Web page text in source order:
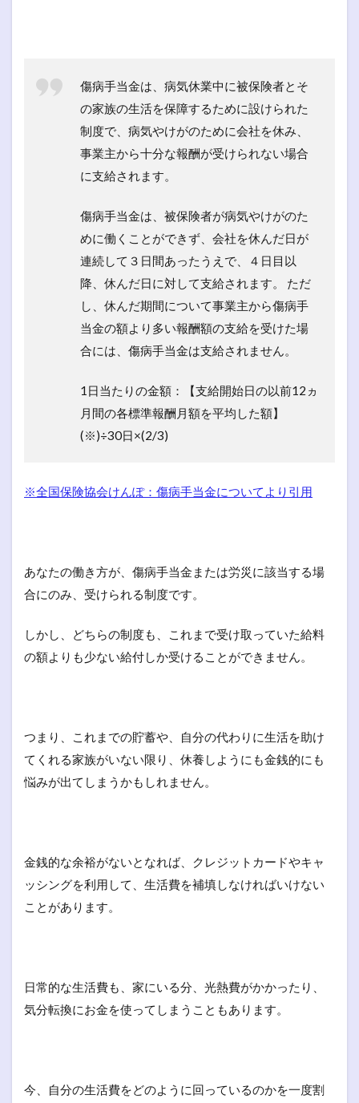
傷病手当金は、病気休業中に被保険者とそ
の家族の生活を保障するために設けられた
制度で、病気やけがのために会社を休み、
事業主から十分な報酬が受けられない場合
に支給されます。
傷病手当金は、被保険者が病気やけがのた
めに働くことができず、会社を休んだ日が
連続して３日間あったうえで、４日目以
降、休んだ日に対して支給されます。 ただ
し、休んだ期間について事業主から傷病手
当金の額より多い報酬額の支給を受けた場
合には、傷病手当金は支給されません。
1日当たりの金額：【支給開始日の以前12ヵ
月間の各標準報酬月額を平均した額】
(※)÷30日×(2/3)
※全国保険協会けんぽ：傷病手当金についてより引用
あなたの働き方が、傷病手当金または労災に該当する場
合にのみ、受けられる制度です。
しかし、どちらの制度も、これまで受け取っていた給料
の額よりも少ない給付しか受けることができません。
つまり、これまでの貯蓄や、自分の代わりに生活を助け
てくれる家族がいない限り、休養しようにも金銭的にも
悩みが出てしまうかもしれません。
金銭的な余裕がないとなれば、クレジットカードやキャ
ッシングを利用して、生活費を補填しなければいけない
ことがあります。
日常的な生活費も、家にいる分、光熱費がかかったり、
気分転換にお金を使ってしまうこともあります。
今、自分の生活費をどのように回っているのかを一度割